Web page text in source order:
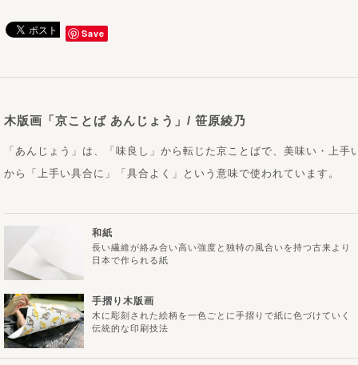
Save
手摺り木版画
木に彫刻された絵柄を一色ごとに手摺りで紙に色づけていく
伝統的な印刷技法
和紙
長い繊維が絡み合い高い強度と独特の風合いを持つ古来より
日本で作られる紙
木版画「京ことば あんじょう」/ 笹原綾乃
「あんじょう」は、「味良し」から転じた京ことばで、美味い・上手
から「上手い具合に」「具合よく」という意味で使われています。